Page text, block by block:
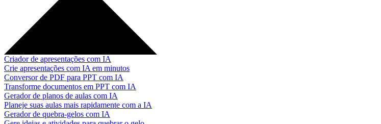
Criador de apresentações com IA
Crie apresentações com IA em minutos
Conversor de PDF para PPT com IA
Transforme documentos em PPT com IA
Gerador de planos de aulas com IA
Planeje suas aulas mais rapidamente com a IA
Gerador de quebra-gelos com IA